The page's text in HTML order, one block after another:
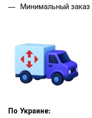
Минимальный заказ
По Украине: